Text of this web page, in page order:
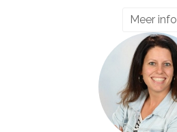
Meer info